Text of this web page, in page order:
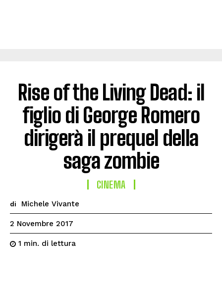
Rise of the Living Dead: il
figlio di George Romero
dirigerà il prequel della
saga zombie
CINEMA
di Michele Vivante
2 Novembre 2017
1 min. di lettura